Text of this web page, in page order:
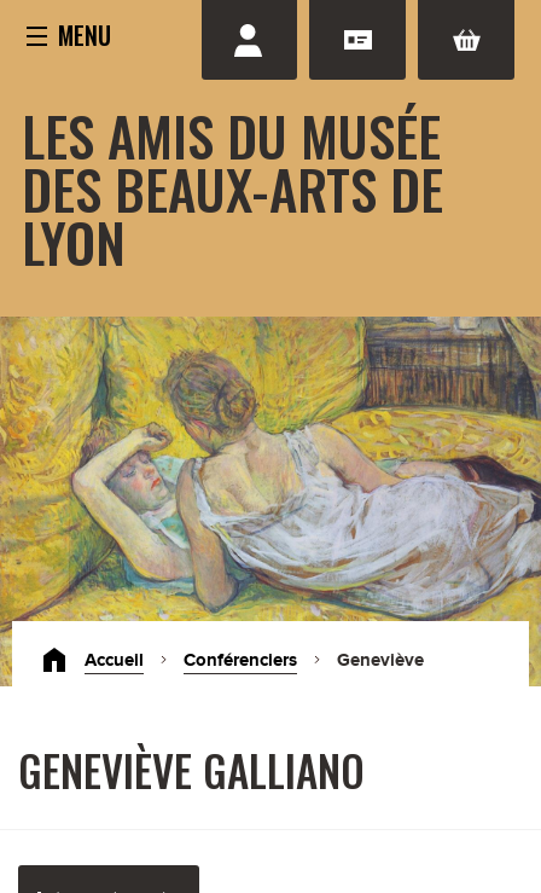
LES AMIS DU MUSÉE
DES BEAUX-ARTS DE
LYON
Accueil Conférenciers Geneviève
GENEVIÈVE GALLIANO